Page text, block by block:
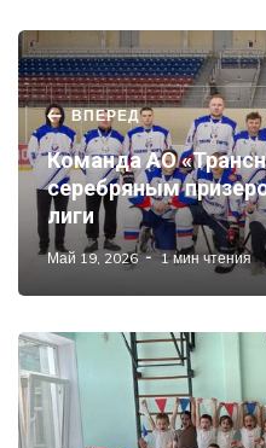
ВПЕРЕД
Команда АО
серебряным
лиги
Май 19, 2026 1 мин чтения